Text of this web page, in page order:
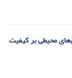
محیطی بر کیفیت